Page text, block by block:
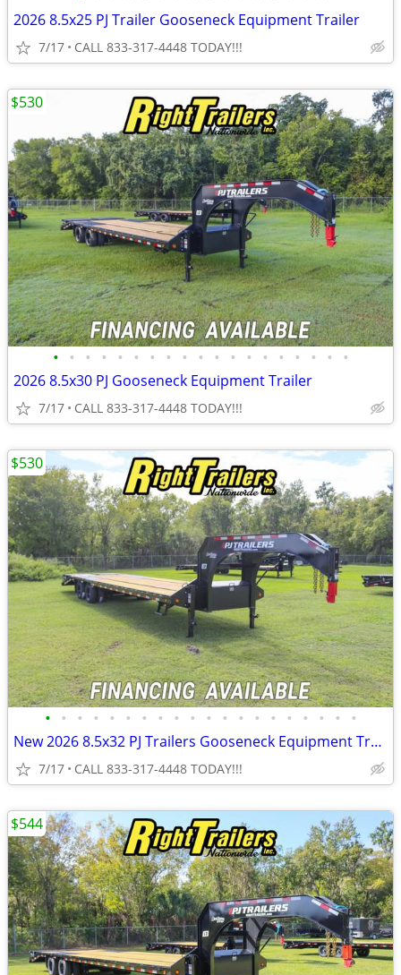
2026 8.5x25 PJ Trailer Gooseneck Equipment Trailer
7/17 CALL 833-317-4448 TODAY!!!
• • • • • • • • • • • • • • • • • • •
2026 8.5x30 PJ Gooseneck Equipment Trailer
7/17 CALL 833-317-4448 TODAY!!!
$530
• • • • • • • • • • • • • • • • • • • •
New 2026 8.5x32 PJ Trailers Gooseneck Equipment Trailer
7/17 CALL 833-317-4448 TODAY!!!
$530
$544